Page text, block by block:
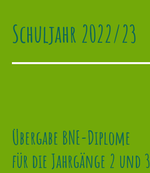
Schuljahr 2022/23
Übergabe BNE-Diplome
für die Jahrgänge 2 und 3